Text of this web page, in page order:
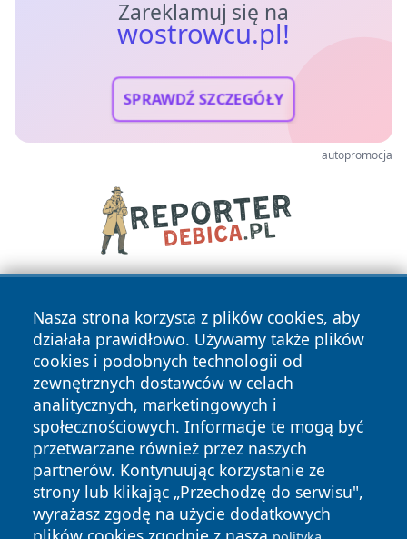
Zareklamuj się na
wostrowcu.pl!
SPRAWDŹ SZCZEGÓŁY
autopromocja
Nasza strona korzysta z plików cookies, aby
działała prawidłowo. Używamy także plików
cookies i podobnych technologii od
zewnętrznych dostawców w celach
analitycznych, marketingowych i
społecznościowych. Informacje te mogą być
przetwarzane również przez naszych
partnerów. Kontynuując korzystanie ze
strony lub klikając „Przechodzę do serwisu",
wyrażasz zgodę na użycie dodatkowych
Copyright © 2026 wostrowcu.pl Wszystkie prawa zastrzeżone.
News Autorzy
Polityka
Prywatności
Polityka
Cookies